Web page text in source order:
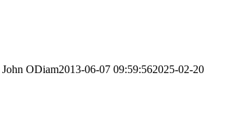
John ODiam2013-06-07 09:59:562025-02-20